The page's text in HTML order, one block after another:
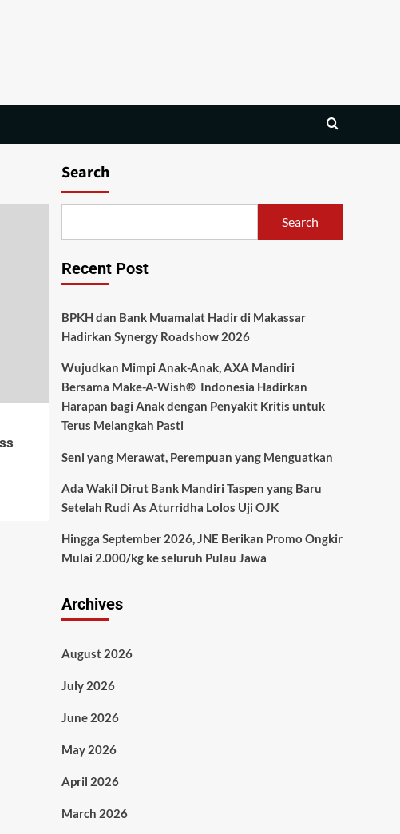
Search
Search
Recent Post
BPKH dan Bank Muamalat Hadir di Makassar
Hadirkan Synergy Roadshow 2026
Wujudkan Mimpi Anak-Anak, AXA Mandiri
Bersama Make-A-Wish® Indonesia Hadirkan
Harapan bagi Anak dengan Penyakit Kritis untuk
Terus Melangkah Pasti
Seni yang Merawat, Perempuan yang Menguatkan
Ada Wakil Dirut Bank Mandiri Taspen yang Baru
Setelah Rudi As Aturridha Lolos Uji OJK
Hingga September 2026, JNE Berikan Promo Ongkir
Mulai 2.000/kg ke seluruh Pulau Jawa
Archives
August 2026
July 2026
June 2026
May 2026
April 2026
March 2026